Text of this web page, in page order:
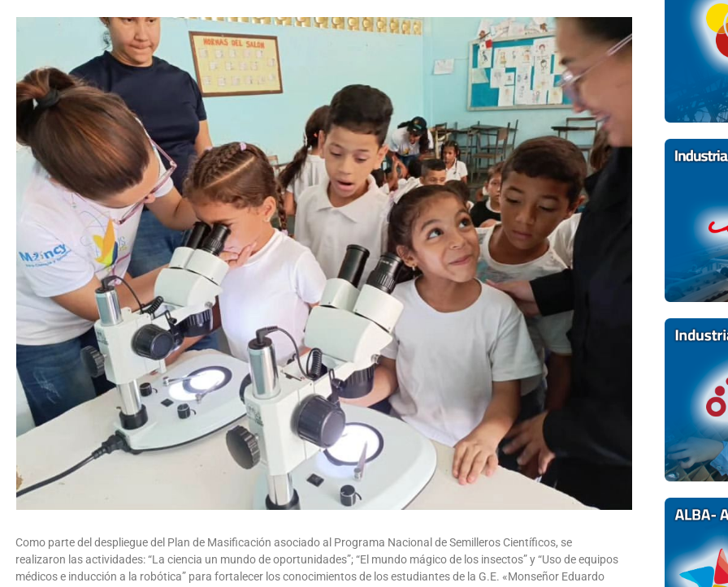
Como parte del despliegue del Plan de Masificación asociado al Programa Nacional de Semilleros Científicos, se
realizaron las actividades: “La ciencia un mundo de oportunidades”; “El mundo mágico de los insectos” y “Uso de equipos
médicos e inducción a la robótica” para fortalecer los conocimientos de los estudiantes de la G.E. «Monseñor Eduardo